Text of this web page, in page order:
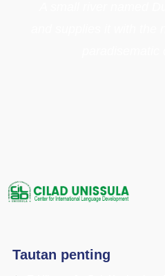
Tautan penting